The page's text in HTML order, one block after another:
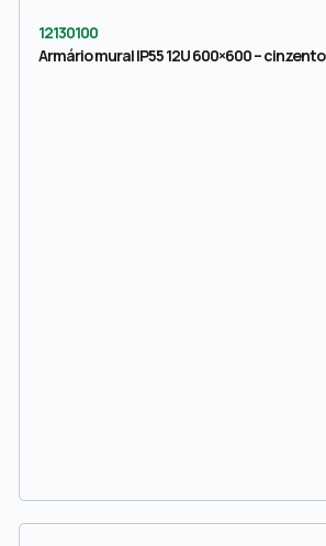
12130100
Armário mural IP55 12U 600×600 – cinzento